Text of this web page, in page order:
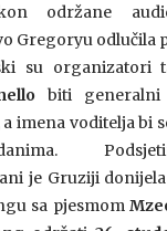
održane
Gregoryu odlučila
su organizatori
biti generalni
a imena voditelja bi
je Gruziji
sa pjesmom